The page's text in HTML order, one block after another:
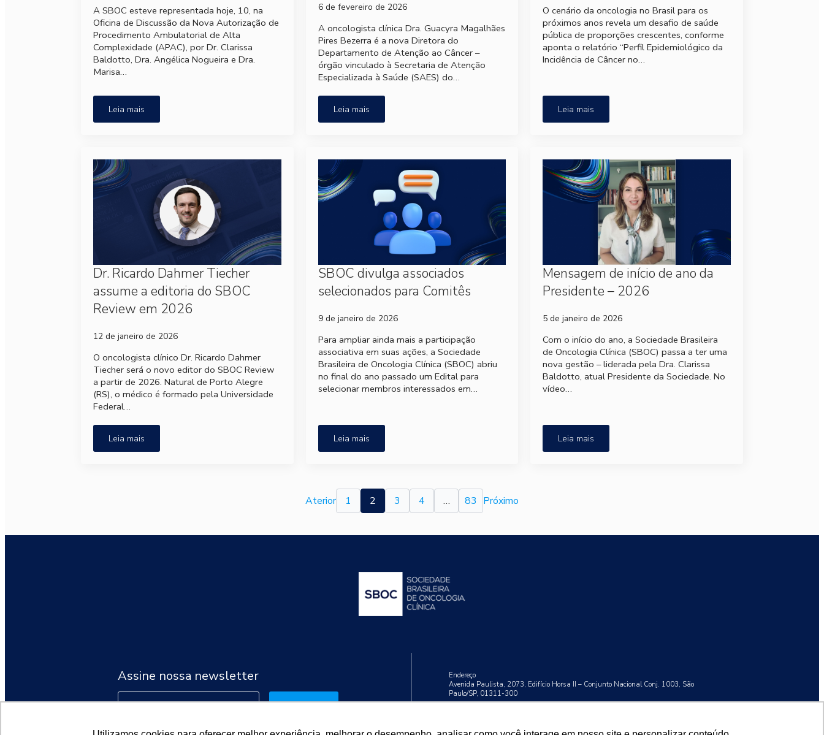
A SBOC esteve representada hoje, 10, na
Oficina de Discussão da Nova Autorização de
Procedimento Ambulatorial de Alta
Complexidade (APAC), por Dr. Clarissa
Baldotto, Dra. Angélica Nogueira e Dra.
Marisa…
Leia mais
6 de fevereiro de 2026
A oncologista clínica Dra. Guacyra Magalhães
Pires Bezerra é a nova Diretora do
Departamento de Atenção ao Câncer –
órgão vinculado à Secretaria de Atenção
Especializada à Saúde (SAES) do…
Leia mais
O cenário da oncologia no Brasil para os
próximos anos revela um desafio de saúde
pública de proporções crescentes, conforme
aponta o relatório “Perfil Epidemiológico da
Incidência de Câncer no…
Leia mais
Dr. Ricardo Dahmer Tiecher
assume a editoria do SBOC
Review em 2026
12 de janeiro de 2026
O oncologista clínico Dr. Ricardo Dahmer
Tiecher será o novo editor do SBOC Review
a partir de 2026. Natural de Porto Alegre
(RS), o médico é formado pela Universidade
Federal…
Leia mais
SBOC divulga associados
selecionados para Comitês
9 de janeiro de 2026
Para ampliar ainda mais a participação
associativa em suas ações, a Sociedade
Brasileira de Oncologia Clínica (SBOC) abriu
no final do ano passado um Edital para
selecionar membros interessados em…
Leia mais
Mensagem de início de ano da
Presidente – 2026
5 de janeiro de 2026
Com o início do ano, a Sociedade Brasileira
de Oncologia Clínica (SBOC) passa a ter uma
nova gestão – liderada pela Dra. Clarissa
Baldotto, atual Presidente da Sociedade. No
vídeo…
Leia mais
Aterior 1 2 3 4 … 83 Próximo
Assine nossa newsletter
Endereço
Avenida Paulista, 2073, Edifício Horsa II – Conjunto Nacional Conj. 1003, São
Paulo/SP, 01311-300